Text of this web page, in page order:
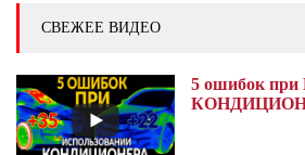
СВЕЖЕЕ ВИДЕО
5 ошибок